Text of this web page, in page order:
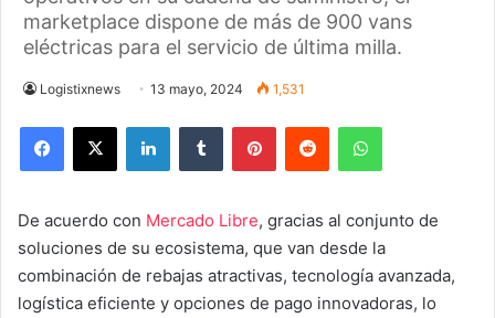
marketplace dispone de más de 900 vans
eléctricas para el servicio de última milla.
Logistixnews 13 mayo, 2024 1,531
De acuerdo con Mercado Libre, gracias al conjunto de
soluciones de su ecosistema, que van desde la
combinación de rebajas atractivas, tecnología avanzada,
logística eficiente y opciones de pago innovadoras, lo